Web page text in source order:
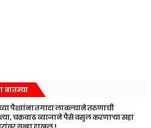
बातम्या
पैशाांना तगादा लावल्याने तरुणाची
चक्रवाढ व्याजाने पैसे वसुल करणाऱ्या सहा